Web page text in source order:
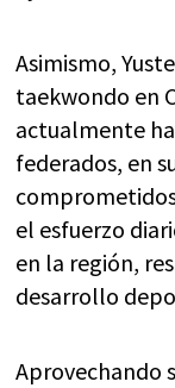
Asimismo,
taekwondo en
actualmente
federados, en
el esfuerzo
en la región,
desarrollo
Aprovechando